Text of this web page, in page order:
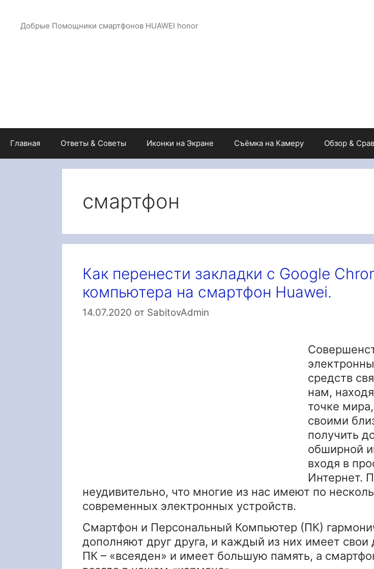
Добрые Помощники смартфонов HUAWEI honor
Главная Ответы & Советы Иконки на Экране Съёмка на Камеру Обзор &
смартфон
Как перенести закладки с Google
компьютера на смартфон Huawei.
14.07.2020 от SabitovAdmin
средств
нам,
точке
своими
получить
обширной
входя в
Интернет.
неудивительно, что многие из нас имеют по
современных электронных устройств.
Смартфон и Персональный Компьютер (ПК)
дополняют друг друга, и каждый из них имеет свои
ПК – «всеяден» и имеет большую память, а